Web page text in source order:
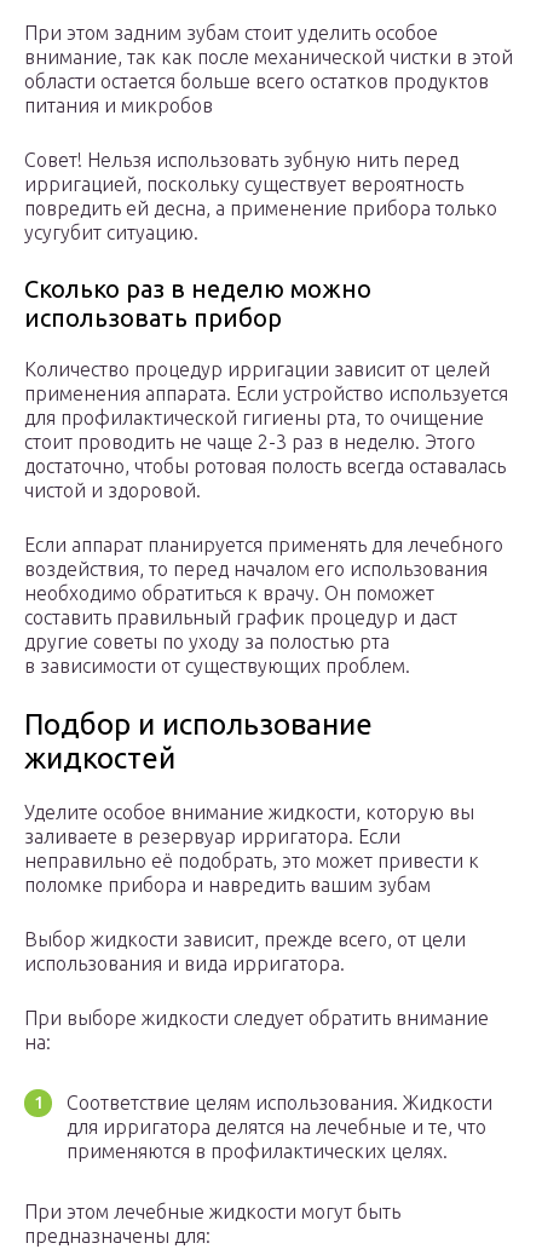
При этом задним зубам стоит уделить особое
внимание, так как после механической чистки в этой
области остается больше всего остатков продуктов
питания и микробов
Совет! Нельзя использовать зубную нить перед
ирригацией, поскольку существует вероятность
повредить ей десна, а применение прибора только
усугубит ситуацию.
Сколько раз в неделю можно
использовать прибор
Количество процедур ирригации зависит от целей
применения аппарата. Если устройство используется
для профилактической гигиены рта, то очищение
стоит проводить не чаще 2-3 раз в неделю. Этого
достаточно, чтобы ротовая полость всегда оставалась
чистой и здоровой.
Если аппарат планируется применять для лечебного
воздействия, то перед началом его использования
необходимо обратиться к врачу. Он поможет
составить правильный график процедур и даст
другие советы по уходу за полостью рта
в зависимости от существующих проблем.
Подбор и использование
жидкостей
Уделите особое внимание жидкости, которую вы
заливаете в резервуар ирригатора. Если
неправильно её подобрать, это может привести к
поломке прибора и навредить вашим зубам
Выбор жидкости зависит, прежде всего, от цели
использования и вида ирригатора.
При выборе жидкости следует обратить внимание
на:
Соответствие целям использования. Жидкости
для ирригатора делятся на лечебные и те, что
применяются в профилактических целях.
При этом лечебные жидкости могут быть
предназначены для: